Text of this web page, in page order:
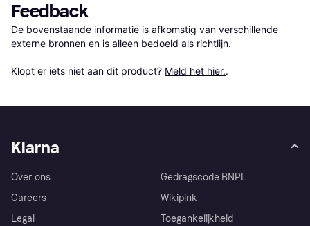
Feedback
De bovenstaande informatie is afkomstig van verschillende
externe bronnen en is alleen bedoeld als richtlijn.
Klopt er iets niet aan dit product? Meld het hier..
Klarna
Over ons
Careers
Legal
Gedragscode BNPL
Wikipink
Toegankelijkheid